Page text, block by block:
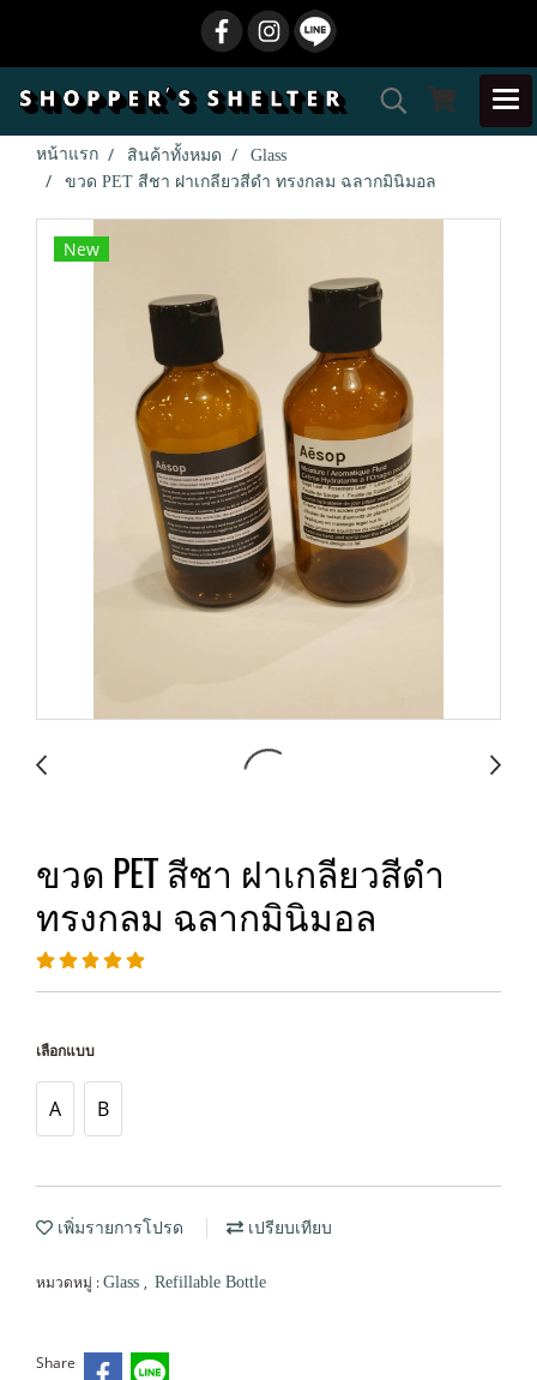
หน้าแรก สินค้าทั้งหมด
Glass
ขวด PET สีชา ฝาเกลียวสีดำ ทรงกลม ฉลากมินิมอล
New
ขวด PET สีชา ฝาเกลียวสีดำ
ทรงกลม ฉลากมินิมอล
เลือกแบบ
A B
เพิ่มรายการโปรด เปรียบเทียบ
หมวดหมู่ : Glass , Refillable Bottle
Share